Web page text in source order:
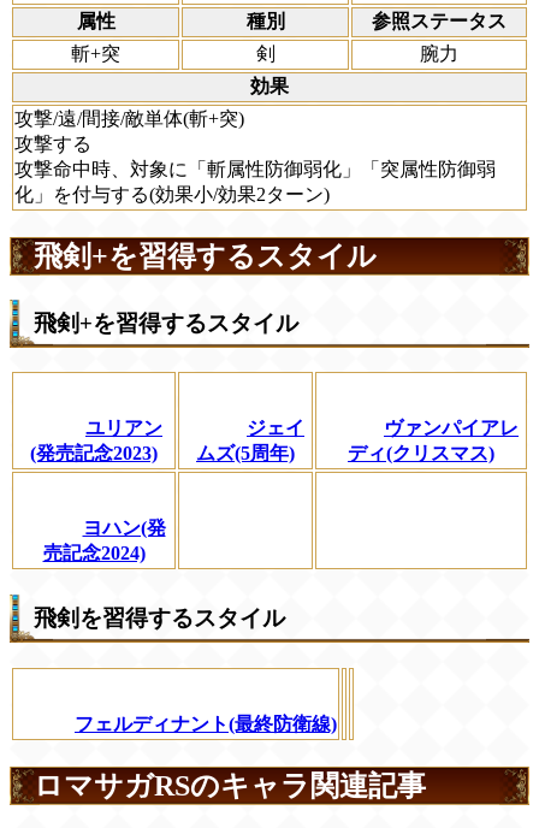
属性
種別
参照ステータス
斬+突
剣
腕力
効果
攻撃/遠/間接/敵単体(斬+突)
攻撃する
攻撃命中時、対象に「斬属性防御弱化」「突属性防御弱
化」を付与する(効果小/効果2ターン)
飛剣+を習得するスタイル
飛剣+を習得するスタイル
ユリアン
(発売記念2023)
ジェイ
ムズ(5周年)
ヴァンパイアレ
ディ(クリスマス)
ヨハン(発
売記念2024)
飛剣を習得するスタイル
フェルディナント(最終防衛線)
ロマサガRSのキャラ関連記事